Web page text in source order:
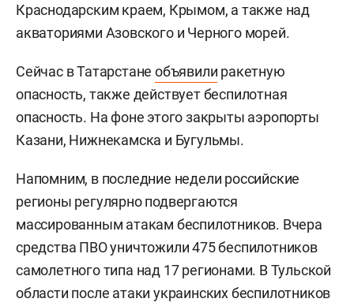
Краснодарским краем, Крымом, а также над
акваториями Азовского и Черного морей.
Сейчас в Татарстанеобъявили ракетную
опасность, также действует беспилотная
опасность. На фоне этого закрыты аэропорты
Казани, Нижнекамска и Бугульмы.
Напомним, в последние недели российские
регионы регулярно подвергаются
массированным атакам беспилотников. Вчера
средства ПВО уничтожили 475 беспилотников
самолетного типа над 17 регионами. В Тульской
области после атаки украинских беспилотников